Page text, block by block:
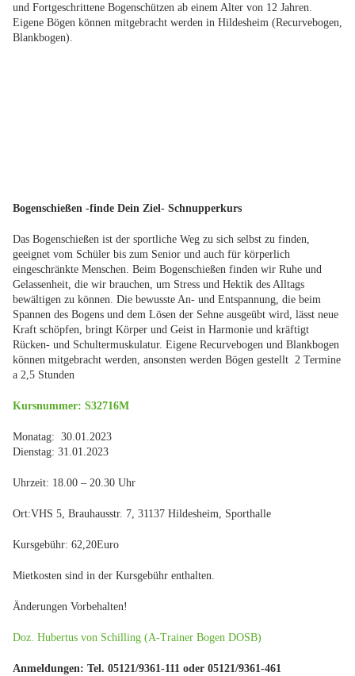
und Fortgeschrittene Bogenschützen ab einem Alter von 12 Jahren.
Eigene Bögen können mitgebracht werden in Hildesheim (Recurvebogen,
Blankbogen).
Bogenschießen -finde Dein Ziel- Schnupperkurs
Das Bogenschießen ist der sportliche Weg zu sich selbst zu finden,
geeignet vom Schüler bis zum Senior und auch für körperlich
eingeschränkte Menschen. Beim Bogenschießen finden wir Ruhe und
Gelassenheit, die wir brauchen, um Stress und Hektik des Alltags
bewältigen zu können. Die bewusste An- und Entspannung, die beim
Spannen des Bogens und dem Lösen der Sehne ausgeübt wird, lässt neue
Kraft schöpfen, bringt Körper und Geist in Harmonie und kräftigt
Rücken- und Schultermuskulatur. Eigene Recurvebogen und Blankbogen
können mitgebracht werden, ansonsten werden Bögen gestellt 2 Termine
a 2,5 Stunden
Kursnummer: S32716M
Monatag: 30.01.2023
Dienstag: 31.01.2023
Uhrzeit: 18.00 – 20.30 Uhr
Ort:VHS 5, Brauhausstr. 7, 31137 Hildesheim, Sporthalle
Kursgebühr: 62,20Euro
Mietkosten sind in der Kursgebühr enthalten.
Änderungen Vorbehalten!
Doz. Hubertus von Schilling (A-Trainer Bogen DOSB)
Anmeldungen: Tel. 05121/9361-111 oder 05121/9361-461